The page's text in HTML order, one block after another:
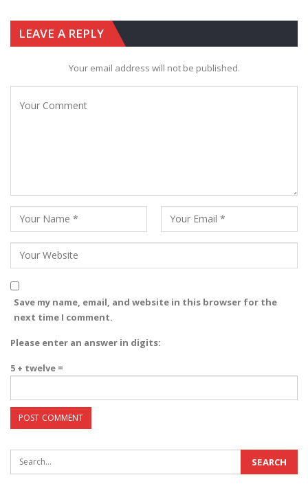
LEAVE A REPLY
Your email address will not be published.
Save my name, email, and website in this browser for the
next time I comment.
Please enter an answer in digits:
5 + twelve =